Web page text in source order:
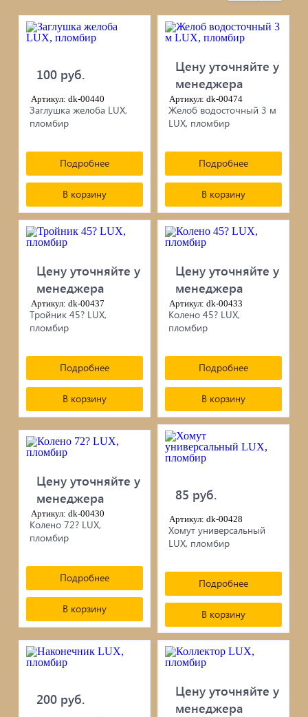
черепица...
Элементы ковки
Лакокрасочные материалы
Электро-бензо инструменты
Метизы
ПрофКрепеж
Пропитки для дерева
Печи для бани, отопления,
сопутствующие товары
Брусчатка/Тротуарная плитка
Купели и бассейны из полипропилена
Облицовочная плитка
Мангалы
100 руб.
Артикул: dk-00440
Заглушка желоба LUX,
пломбир
Подробнее
В корзину
Цену уточняйте у
менеджера
Артикул: dk-00474
Желоб водосточный 3 м
LUX, пломбир
Подробнее
В корзину
Цену уточняйте у
менеджера
Артикул: dk-00437
Тройник 45? LUX,
пломбир
Подробнее
В корзину
Цену уточняйте у
менеджера
Артикул: dk-00433
Колено 45? LUX,
пломбир
Подробнее
В корзину
Цену уточняйте у
менеджера
Артикул: dk-00430
Колено 72? LUX,
пломбир
Подробнее
В корзину
85 руб.
Артикул: dk-00428
Хомут универсальный
LUX, пломбир
Подробнее
В корзину
200 руб.
Цену уточняйте у
менеджера